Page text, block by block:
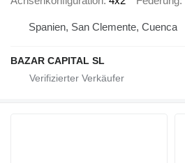
Spanien, San Clemente, Cuenca
BAZAR CAPITAL SL